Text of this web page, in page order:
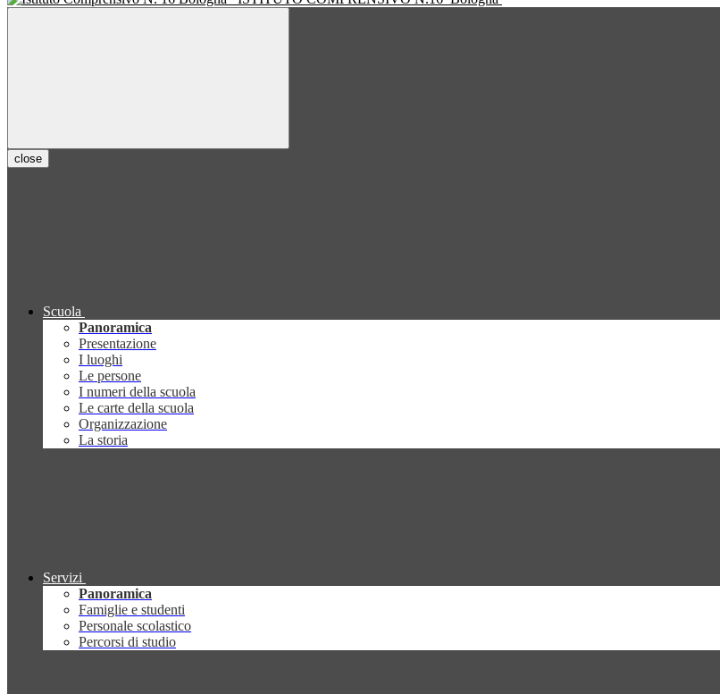
close
Scuola
Panoramica
Presentazione
I luoghi
Le persone
I numeri della scuola
Le carte della scuola
Organizzazione
La storia
Servizi
Panoramica
Famiglie e studenti
Personale scolastico
Percorsi di studio